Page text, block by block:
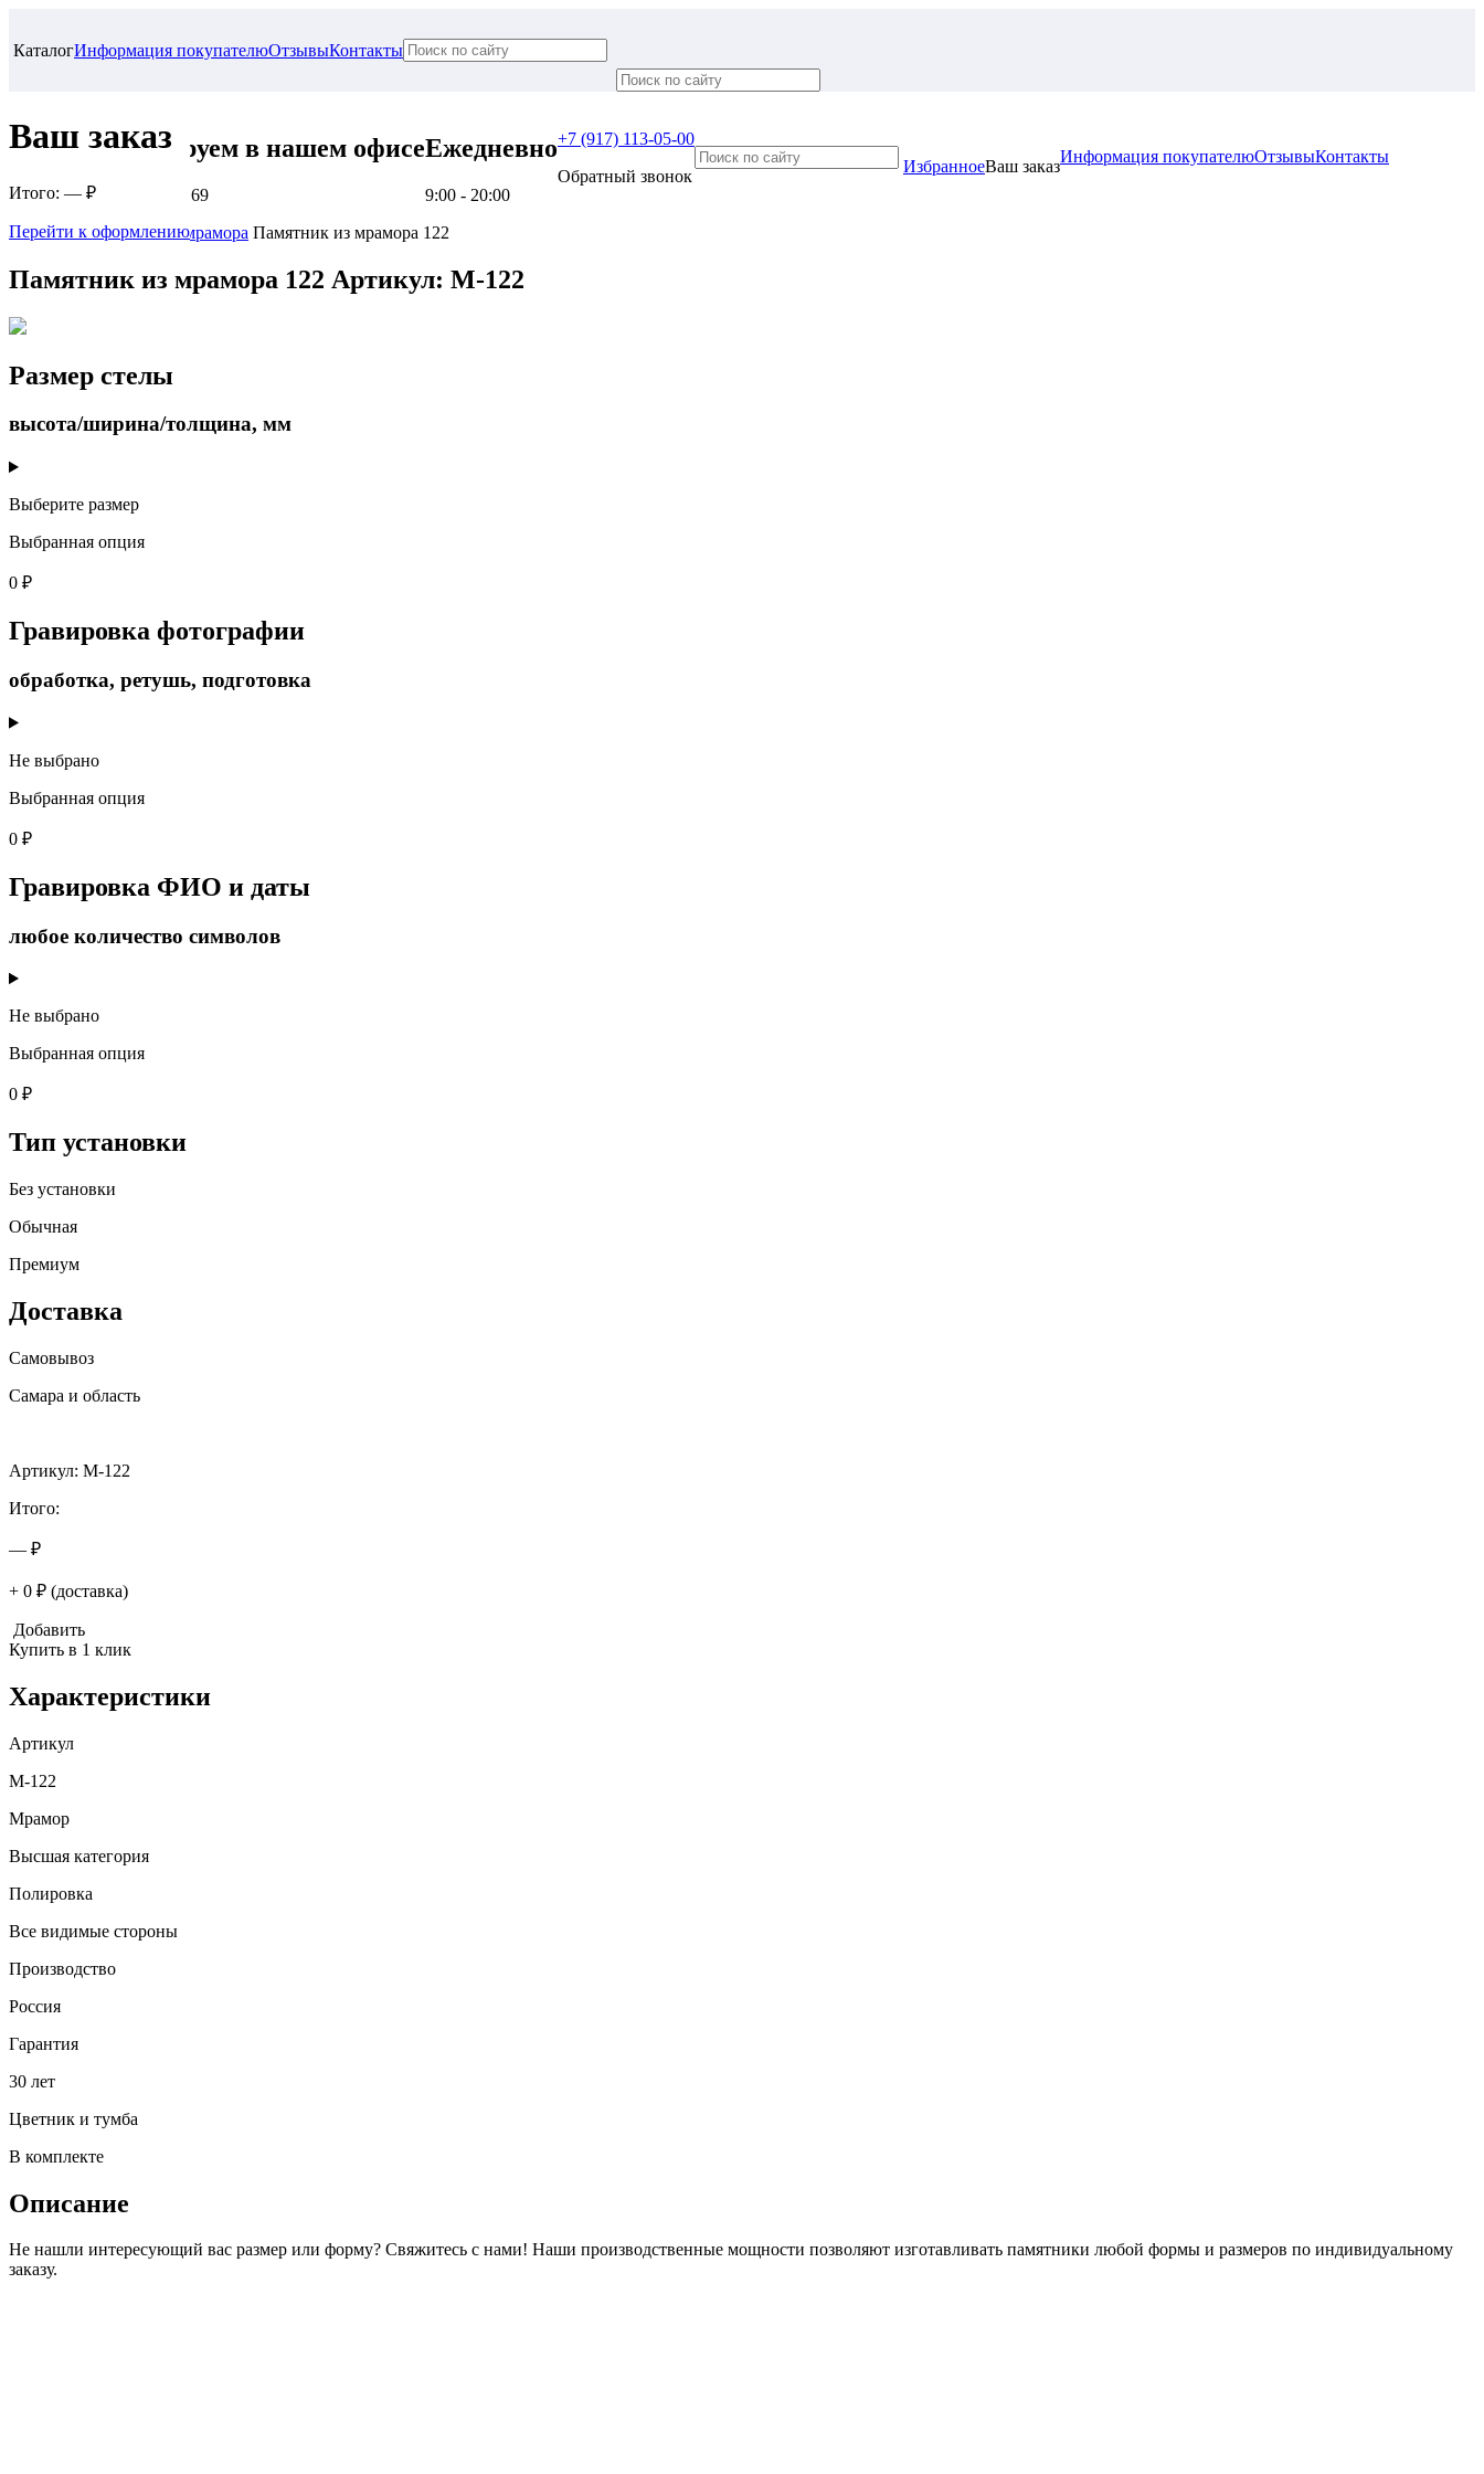
КаталогИнформация покупателюОтзывыКонтакты
Ваш заказ
Итого: — ₽
Перейти к оформлению
Проконсультируем в нашем офисе
г. Самара, ул. Гагарина, 69
Ежедневно
9:00 - 20:00
+7 (917) 113-05-00
Обратный звонок
ИзбранноеВаш заказ
Информация покупателюОтзывыКонтакты
Главная Памятники из мрамора Памятник из мрамора 122
Памятник из мрамора 122 Артикул: M-122
Размер стелы
высота/ширина/толщина, мм
Выберите размер
Выбранная опция
0 ₽
Гравировка фотографии
обработка, ретушь, подготовка
Не выбрано
Выбранная опция
0 ₽
Гравировка ФИО и даты
любое количество символов
Не выбрано
Выбранная опция
0 ₽
Тип установки
Без установки
Обычная
Премиум
Доставка
Самовывоз
Самара и область
Артикул: M-122
Итого:
— ₽
+ 0 ₽ (доставка)
Добавить
Купить в 1 клик
Характеристики
Артикул
M-122
Мрамор
Высшая категория
Полировка
Все видимые стороны
Производство
Россия
Гарантия
30 лет
Цветник и тумба
В комплекте
Описание
Не нашли интересующий вас размер или форму? Свяжитесь с нами! Наши производственные мощности позволяют изготавливать памятники любой формы и размеров по индивидуальному
заказу.